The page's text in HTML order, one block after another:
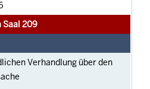
Saal 209
Verhandlung über den